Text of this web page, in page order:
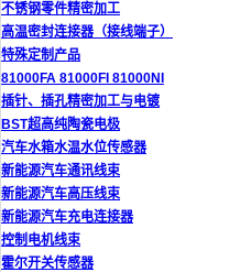
不锈钢零件精密加工
高温密封连接器（接线端子）
特殊定制产品
81000FA 81000FI 81000NI
插针、插孔精密加工与电镀
BST超高纯陶瓷电极
汽车水箱水温水位传感器
新能源汽车通讯线束
新能源汽车高压线束
新能源汽车充电连接器
控制电机线束
霍尔开关传感器